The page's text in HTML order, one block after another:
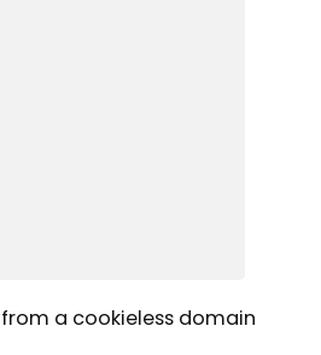
a cookieless domain